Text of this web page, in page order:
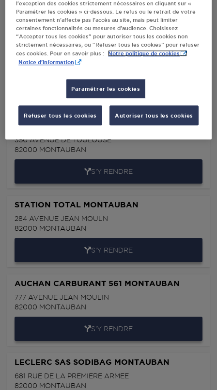
S'Y RENDRE
ETABLISSEMENTS BARRERA MONTAUBAN
585 RUE LOUIS SABATIER
S'Y RENDRE
RELAIS TOTAL TESCOU MONTAUBAN
350 AVENUE DE TOULOUSE
82000 MONTAUBAN
S'Y RENDRE
STATION TOTAL MONTAUBAN
284 AVENUE JEAN MOULN
82000 MONTAUBAN
S'Y RENDRE
AUCHAN CARBURANT 561 MONTAUBAN
777 AVENUE JEAN MOULIN
82000 MONTAUBAN
S'Y RENDRE
LECLERC SAS SODIBAG MONTAUBAN
681 RUE DE LA PREMIERE ARMEE
82000 MONTAUBAN
l’exception des cookies strictement nécessaires en cliquant sur «
Paramétrer les cookies » ci-dessous. Le refus ou le retrait de votre
consentement n’affecte pas l’accès au site, mais peut limiter
certaines fonctionnalités ou mesures d’audience. Choisissez
“Accepter tous les cookies” pour autoriser tous les cookies non
strictement nécessaires, ou “Refuser tous les cookies” pour refuser
ces cookies. Pour en savoir plus :
Notre politique de cookies
Notice d'information
Paramétrer les cookies
Refuser tous les cookies Autoriser tous les cookies